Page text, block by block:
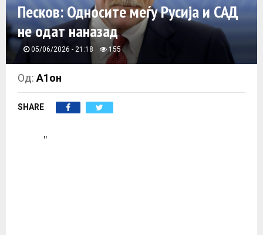
R
Y
M
E
Песков: Односите меѓу Русија и САД
не одат наназад
05/06/2026 - 21:18 155
Од:А1он
SHARE